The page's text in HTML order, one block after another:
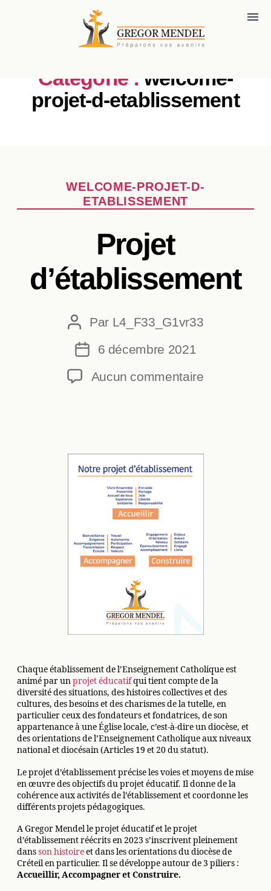
menu
Catégorie : welcome-
projet-d-etablissement
WELCOME-PROJET-D-
ETABLISSEMENT
Projet
d’établissement
Auteur
de
l’article
Par L4_F33_G1vr33
Date
de
6 décembre 2021
Aucun commentairesur
Chaque établissement de l’Enseignement Catholique est
animé par unprojet éducatifqui tient compte de la
diversité des situations, des histoires collectives et des
cultures, des besoins et des charismes de la tutelle, en
particulier ceux des fondateurs et fondatrices, de son
appartenance à une Église locale, c’est-à-dire un diocèse, et
des orientations de l’Enseignement Catholique aux niveaux
national et diocésain (Articles 19 et 20 du statut).
Le projet d’établissement précise les voies et moyens de mise
en œuvre des objectifs du projet éducatif. Il donne de la
cohérence aux activités de l’établissement et coordonne les
différents projets pédagogiques.
A Gregor Mendel le projet éducatif et le projet
d’établissement réécrits en 2023 s’inscrivent pleinement
dansson histoireet dans les orientations du diocèse de
Créteil en particulier. Il se développe autour de 3 piliers :
Accueillir, Accompagner et Construire.